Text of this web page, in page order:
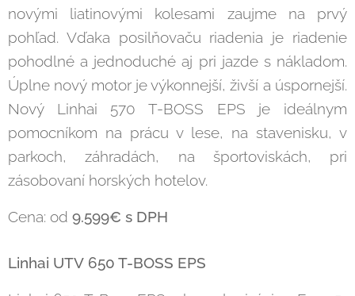
novými liatinovými kolesami zaujme na prvý
pohľad. Vďaka posilňovaču riadenia je riadenie
pohodlné a jednoduché aj pri jazde s nákladom.
Úplne nový motor je výkonnejší, živší a úspornejší.
Nový Linhai 570 T-BOSS EPS je ideálnym
pomocníkom na prácu v lese, na stavenisku, v
parkoch, záhradách, na športoviskách, pri
zásobovaní horských hotelov.
Cena: od 9.599€ s DPH
Linhai UTV 650 T-BOSS EPS